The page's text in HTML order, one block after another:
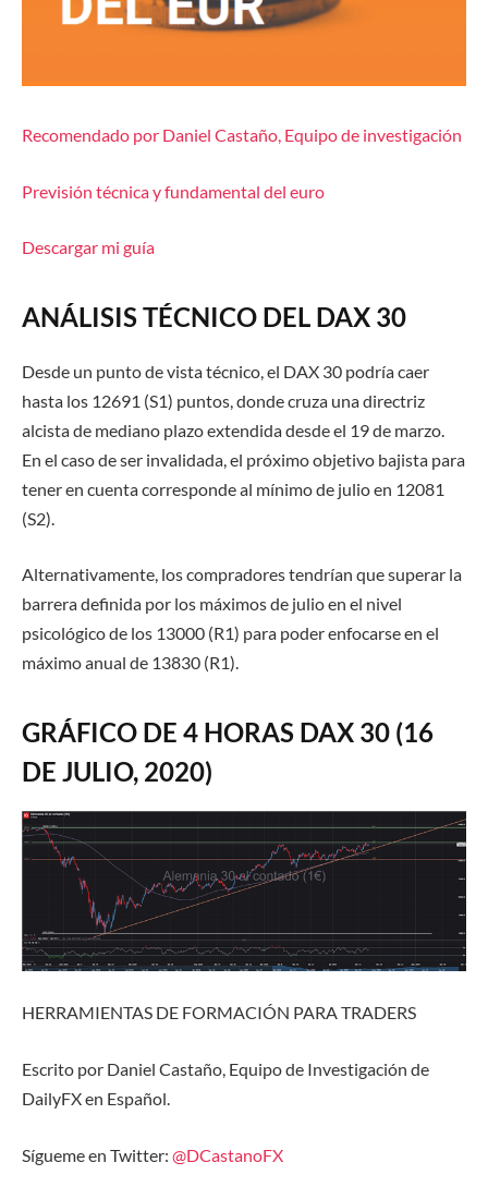
Recomendado por Daniel Castaño, Equipo de investigación
Previsión técnica y fundamental del euro
Descargar mi guía
ANÁLISIS TÉCNICO DEL DAX 30
Desde un punto de vista técnico, el DAX 30 podría caer
hasta los 12691 (S1) puntos, donde cruza una directriz
alcista de mediano plazo extendida desde el 19 de marzo.
En el caso de ser invalidada, el próximo objetivo bajista para
tener en cuenta corresponde al mínimo de julio en 12081
(S2).
Alternativamente, los compradores tendrían que superar la
barrera definida por los máximos de julio en el nivel
psicológico de los 13000 (R1) para poder enfocarse en el
máximo anual de 13830 (R1).
GRÁFICO DE 4 HORAS DAX 30 (16
DE JULIO, 2020)
HERRAMIENTAS DE FORMACIÓN PARA TRADERS
Escrito por Daniel Castaño, Equipo de Investigación de
DailyFX en Español.
Sígueme en Twitter: @DCastanoFX